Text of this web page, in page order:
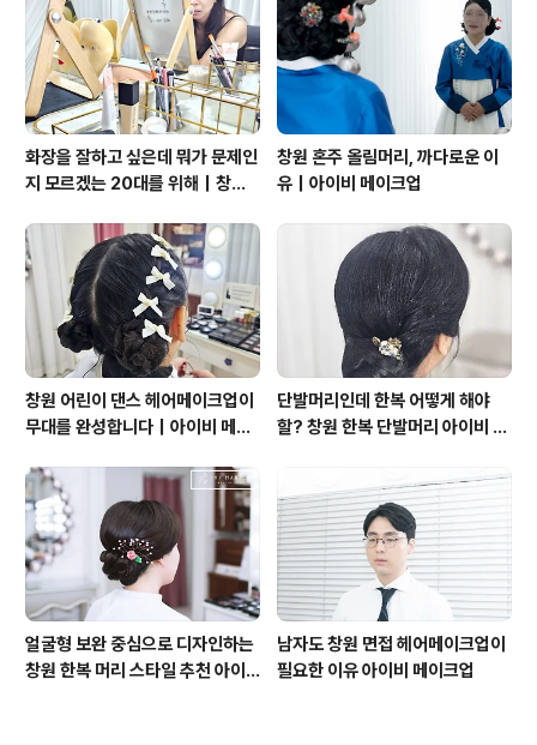
화장을 잘하고 싶은데 뭐가 문제인
지 모르겠는 20대를 위해｜창원
이크업
창원 혼주 올림머리, 까다로운 이
유｜아이비 메이크업
창원 어린이 댄스 헤어메이크업이
무대를 완성합니다｜아이비 메이
단발머리인데 한복 어떻게 해야
할? 창원 한복 단발머리 아이비 메
얼굴형 보완 중심으로 디자인하는
창원 한복 머리 스타일 추천 아이
남자도 창원 면접 헤어메이크업이
필요한 이유 아이비 메이크업